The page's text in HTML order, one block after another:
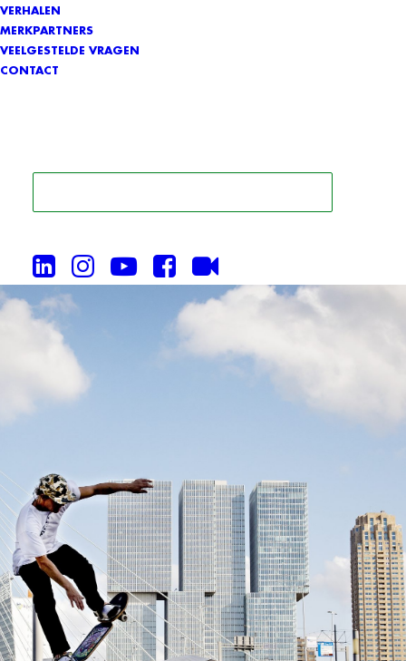
VERHALEN
MERKPARTNERS
VEELGESTELDE VRAGEN
CONTACT